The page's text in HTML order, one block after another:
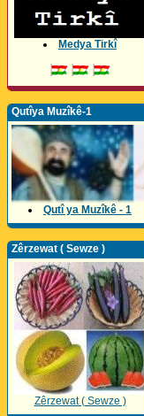
Medya Tirkî
Qutîya Muzîkê-1
Qutî ya Muzîkê - 1
Zêrzewat ( Sewze )
Zêrzewat ( Sewze )